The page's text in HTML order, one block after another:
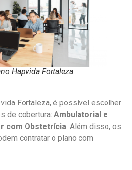
Hapvida Fortaleza
Fortaleza, é possível escolher
de cobertura: Ambulatorial e
com Obstetrícia . Além disso, os
contratar o plano com